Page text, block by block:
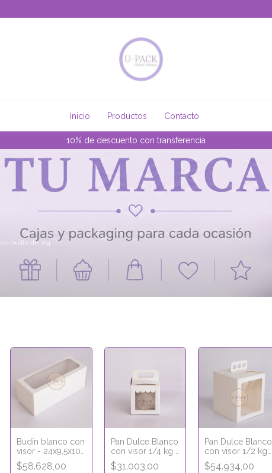
10% de descuento con transferencia
Inicio Productos Contacto
budin-de-1kg
Budín blanco con
visor - 24x9,5x10
cm
$58.628,00
Pan Dulce Blanco
con visor 1/4 kg -
10,5x10,5x11,5 cm
$31.003,00
Pan Dulce Blanco
con visor 1/2 kg -
14,5x14,5x17,5 cm
$54.934,00